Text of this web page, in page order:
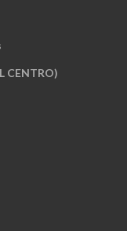
CENTRO)